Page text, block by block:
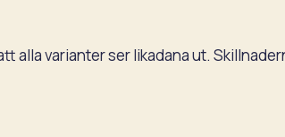
alla varianter ser likadana ut.